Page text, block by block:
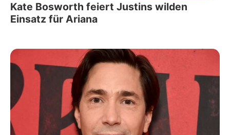
Kate Bosworth feiert Justins wilden
Einsatz für Ariana